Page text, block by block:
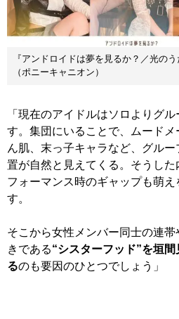
『アンドロイドは夢を見るか？／光の
（ポニーキャニオン）
「現在のアイドルはソロよりグ
す。集団にいることで、ムードメ
ん肌、末っ子キャラなど、グル
置が自然と見えてくる。そうし
フォーマンス時のギャップも萌え
す。
そこから女性メンバー同士の連帯
きである“シスターフッド”を垣
るのも要因のひとつでしょう」